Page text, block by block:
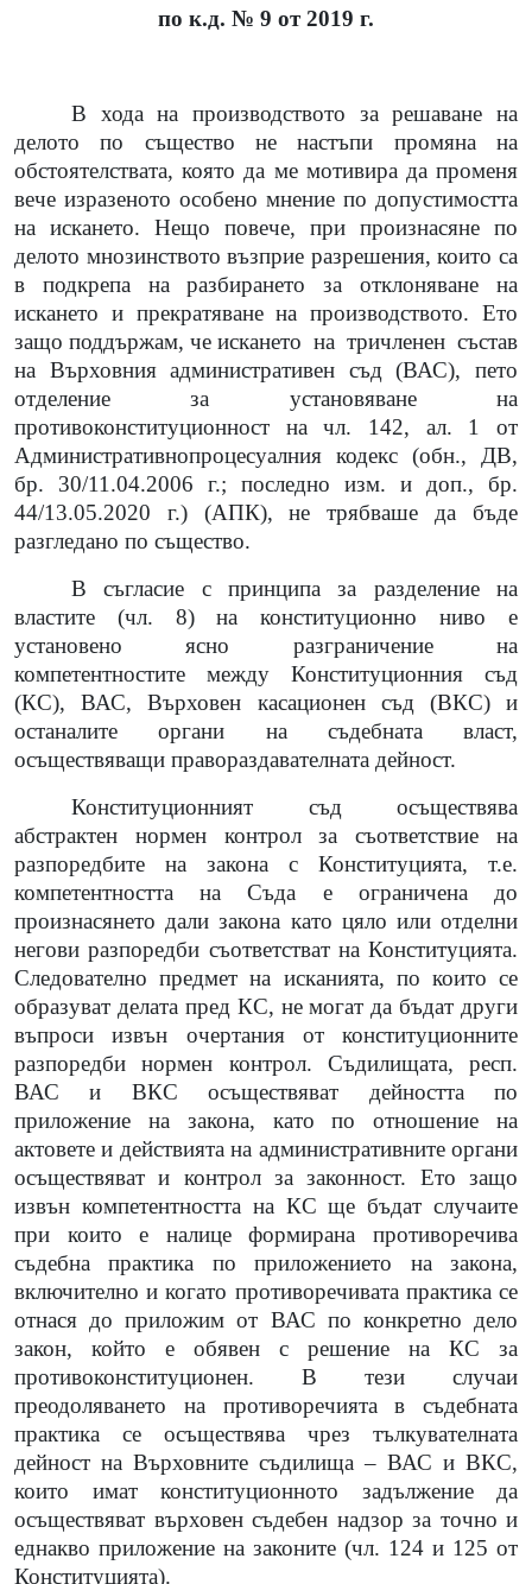
по к.д. № 9 от 2019 г.
В хода на производството за решаване на
делото по същество не настъпи промяна на
обстоятелствата, която да ме мотивира да променя
вече изразеното особено мнение по допустимостта
на искането. Нещо повече, при произнасяне по
делото мнозинството възприе разрешения, които са
в подкрепа на разбирането за отклоняване на
искането и прекратяване на производството. Ето
защо поддържам, че искането на тричленен състав
на Върховния административен съд (ВАС), пето
отделение за установяване на
противоконституционност на чл. 142, ал. 1 от
Административнопроцесуалния кодекс (обн., ДВ,
бр. 30/11.04.2006 г.; последно изм. и доп., бр.
44/13.05.2020 г.) (АПК), не трябваше да бъде
разгледано по същество.
В съгласие с принципа за разделение на
властите (чл. 8) на конституционно ниво е
установено ясно разграничение на
компетентностите между Конституционния съд
(КС), ВАС, Върховен касационен съд (ВКС) и
останалите органи на съдебната власт,
осъществяващи правораздавателната дейност.
Конституционният съд осъществява
абстрактен нормен контрол за съответствие на
разпоредбите на закона с Конституцията, т.е.
компетентността на Съда е ограничена до
произнасянето дали закона като цяло или отделни
негови разпоредби съответстват на Конституцията.
Следователно предмет на исканията, по които се
образуват делата пред КС, не могат да бъдат други
въпроси извън очертания от конституционните
разпоредби нормен контрол. Съдилищата, респ.
ВАС и ВКС осъществяват дейността по
приложение на закона, като по отношение на
актовете и действията на административните органи
осъществяват и контрол за законност. Ето защо
извън компетентността на КС ще бъдат случаите
при които е налице формирана противоречива
съдебна практика по приложението на закона,
включително и когато противоречивата практика се
отнася до приложим от ВАС по конкретно дело
закон, който е обявен с решение на КС за
противоконституционен. В тези случаи
преодоляването на противоречията в съдебната
практика се осъществява чрез тълкувателната
дейност на Върховните съдилища – ВАС и ВКС,
които имат конституционното задължение да
осъществяват върховен съдебен надзор за точно и
еднакво приложение на законите (чл. 124 и 125 от
Конституцията).